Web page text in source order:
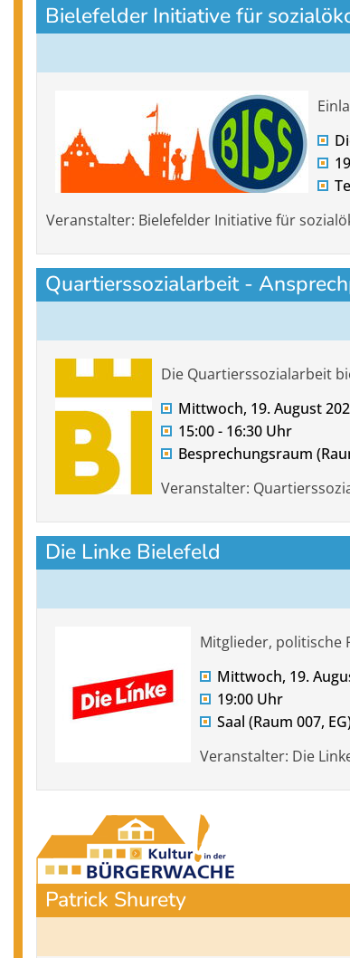
Bielefelder Initiative für
Veranstalter: Bielefelder Initiative für
Quartierssozialarbeit -
Die Quartierssozialarbeit
Mittwoch, 19. August
15:00 - 16:30 Uhr
Besprechungsraum
Veranstalter:
Die Linke Bielefeld
Mitglieder, politische
Mittwoch, 19.
19:00 Uhr
Saal (Raum 007,
Veranstalter: Die
Patrick Shurety